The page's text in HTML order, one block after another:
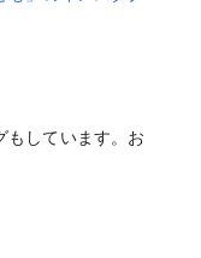
もしています。お